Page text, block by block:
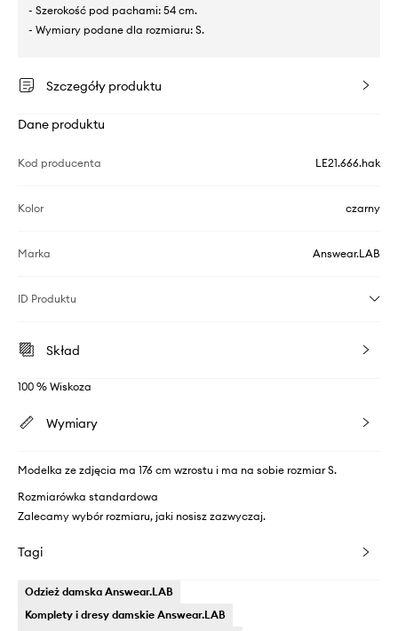
- Szerokość pod pachami: 54 cm.
- Wymiary podane dla rozmiaru: S.
Szczegóły produktu
Dane produktu
Kod producenta LE21.666.hak
Kolor czarny
Marka Answear.LAB
ID Produktu
Skład
100 % Wiskoza
Wymiary
Modelka ze zdjęcia ma 176 cm wzrostu i ma na sobie rozmiar S.
Rozmiarówka standardowa
Zalecamy wybór rozmiaru, jaki nosisz zazwyczaj.
Tagi
Odzież damska Answear.LAB
Komplety i dresy damskie Answear.LAB